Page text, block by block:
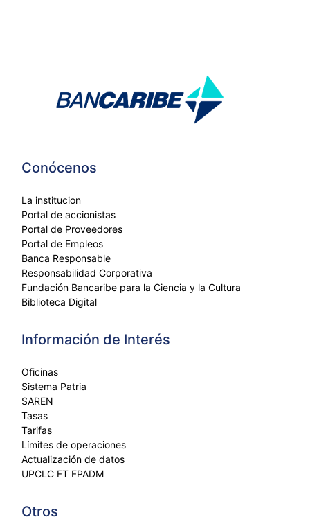
Conócenos
La institucion
Portal de accionistas
Portal de Proveedores
Portal de Empleos
Banca Responsable
Responsabilidad Corporativa
Fundación Bancaribe para la Ciencia y la Cultura
Biblioteca Digital
Información de Interés
Oficinas
Sistema Patria
SAREN
Tasas
Tarifas
Límites de operaciones
Actualización de datos
UPCLC FT FPADM
Otros